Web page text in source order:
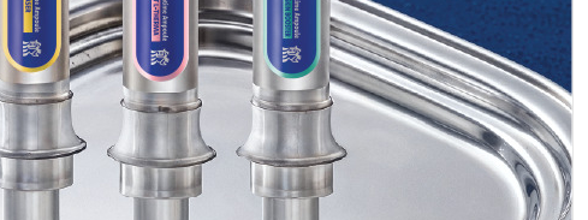
양자컴퓨팅 비즈니스·기술 입문 1-Day 워크샵 - 큐비트·양자 알고리듬·Qiskit 실습으로 이해하는 차세대